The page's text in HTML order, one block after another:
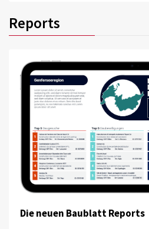
Reports
Die neuen Baublatt Reports